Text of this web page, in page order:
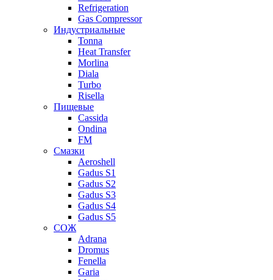
Refrigeration
Gas Compressor
Индустриальные
Tonna
Heat Transfer
Morlina
Diala
Turbo
Risella
Пищевые
Cassida
Ondina
FM
Смазки
Aeroshell
Gadus S1
Gadus S2
Gadus S3
Gadus S4
Gadus S5
СОЖ
Adrana
Dromus
Fenella
Garia